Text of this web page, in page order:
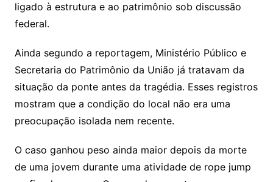
ligado à estrutura e ao patrimônio sob discussão
federal.
Ainda segundo a reportagem, Ministério Público e
Secretaria do Patrimônio da União já tratavam da
situação da ponte antes da tragédia. Esses registros
mostram que a condição do local não era uma
preocupação isolada nem recente.
O caso ganhou peso ainda maior depois da morte
de uma jovem durante uma atividade de rope jump